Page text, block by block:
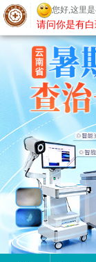
您好,这里
请问你是有